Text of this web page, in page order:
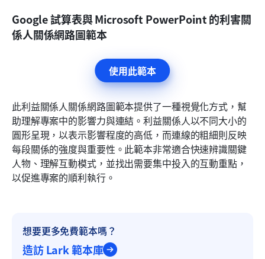
Google 試算表與 Microsoft PowerPoint 的利害關
係人關係網路圖範本
使用此範本
此利益關係人關係網路圖範本提供了一種視覺化方式，幫
助理解專案中的影響力與連結。利益關係人以不同大小的
圓形呈現，以表示影響程度的高低，而連線的粗細則反映
每段關係的強度與重要性。此範本非常適合快速辨識關鍵
人物、理解互動模式，並找出需要集中投入的互動重點，
以促進專案的順利執行。
想要更多免費範本嗎？
造訪 Lark 範本庫